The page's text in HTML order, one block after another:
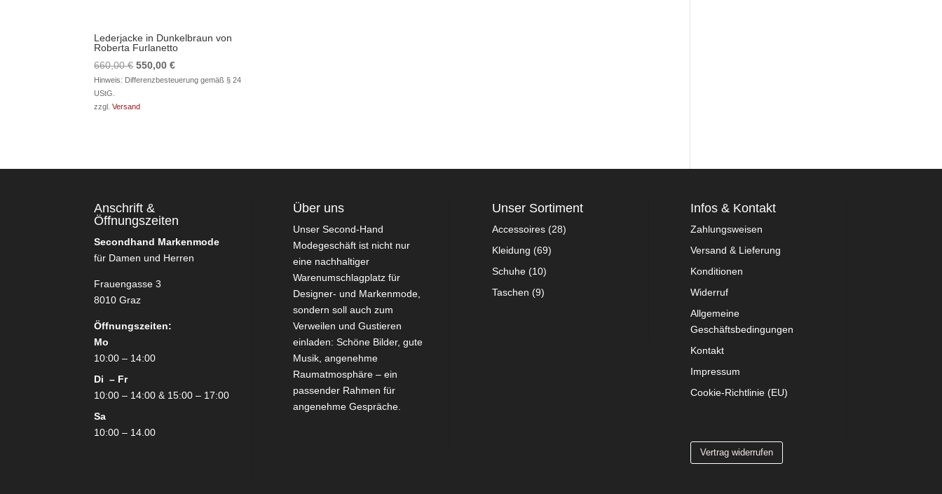
Lederjacke in Dunkelbraun von
Roberta Furlanetto
660,00€ Ursprünglicher
Preis
660,00 €
550,00€Aktueller
Preis
Hinweis: Differenzbesteuerung gemäß § 24
UStG.
zzgl.Versand
Anschrift &
Öffnungszeiten
Secondhand Markenmode
für Damen und Herren
Frauengasse 3
8010 Graz
Öffnungszeiten:
Mo
10:00 – 14:00
Di – Fr
10:00 – 14:00 & 15:00 – 17:00
Sa
10:00 – 14.00
Über uns
Unser Second-Hand
Modegeschäft ist nicht nur
eine nachhaltiger
Warenumschlagplatz für
Designer- und Markenmode,
sondern soll auch zum
Verweilen und Gustieren
einladen: Schöne Bilder, gute
Musik, angenehme
Raumatmosphäre – ein
passender Rahmen für
angenehme Gespräche.
Unser Sortiment
Accessoires (28)
Kleidung (69)
Schuhe (10)
Taschen (9)
Infos & Kontakt
Zahlungsweisen
Versand & Lieferung
Konditionen
Widerruf
Allgemeine
Geschäftsbedingungen
Kontakt
Impressum
Cookie-Richtlinie (EU)
Vertrag widerrufen